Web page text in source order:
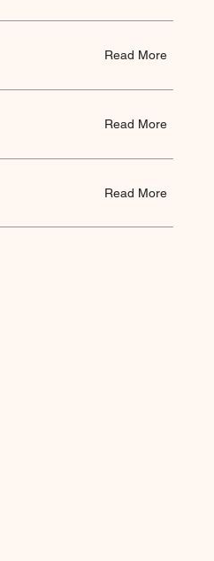
Read More
Read More
Read More